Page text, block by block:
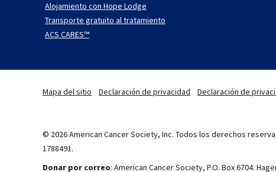
Alojamiento con Hope Lodge
Transporte gratuito al tratamiento
ACS CARES™
Mapa del sitio Declaración de privacidad Declaración de
© 2026 American Cancer Society, Inc. Todos los derechos
1788491.
Donar por correo: American Cancer Society, P.O. Box 6704.